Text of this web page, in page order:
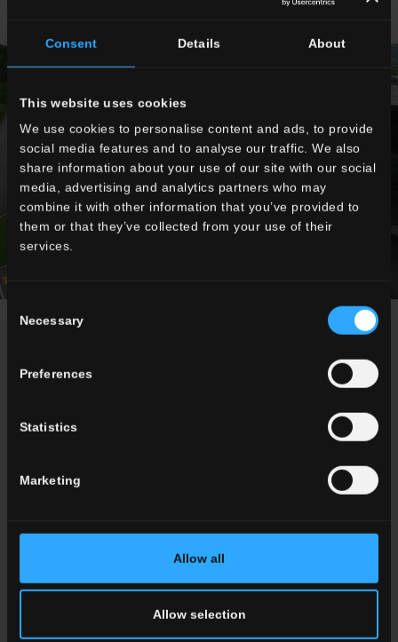
Consent Details About
This website uses cookies
We use cookies to personalise content and ads, to provide
social media features and to analyse our traffic. We also
share information about your use of our site with our social
media, advertising and analytics partners who may
combine it with other information that you’ve provided to
them or that they’ve collected from your use of their
services.
Consent
Selection
Necessary
Preferences
Statistics
Marketing
Allow all
Allow selection
NEWS / ÉVÉNEMENTS